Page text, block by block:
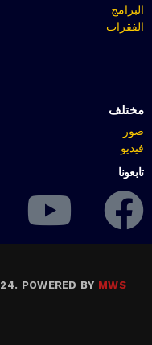
البرامج
الفقرات
مختلف
صور
فيديو
تابعونا
POWERED BY MWS